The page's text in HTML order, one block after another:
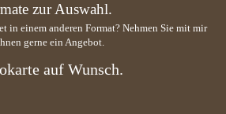
zur Auswahl.
in einem anderen Format? Nehmen Sie mit mir
gerne ein Angebot.
auf Wunsch.